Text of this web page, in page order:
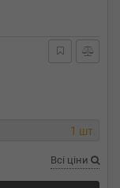
1 шт.
Всі ціни